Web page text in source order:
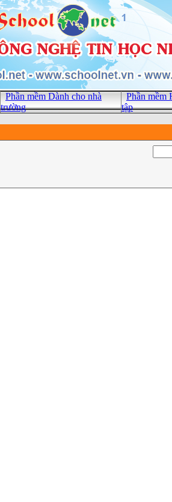
Phần mềm Dành cho nhà
trường
Phần mềm
tập